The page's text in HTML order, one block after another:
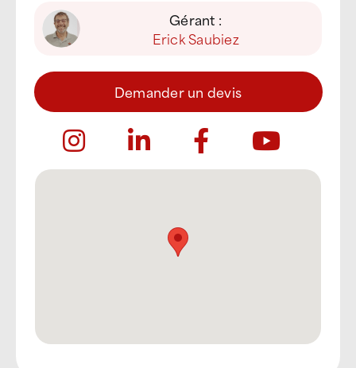
Gérant :
Erick Saubiez
Demander un devis